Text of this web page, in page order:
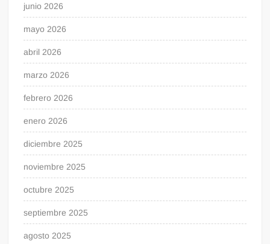
junio 2026
mayo 2026
abril 2026
marzo 2026
febrero 2026
enero 2026
diciembre 2025
noviembre 2025
octubre 2025
septiembre 2025
agosto 2025